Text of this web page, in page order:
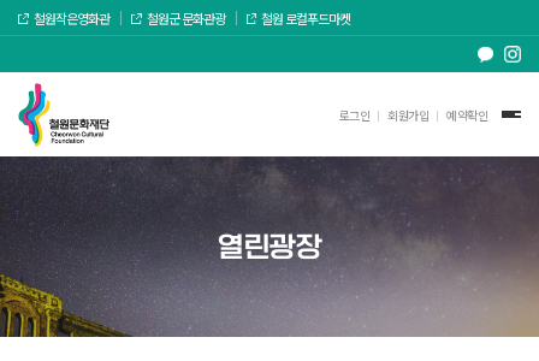
철원작은영화관 철원군 문화관광 철원 로컬푸드마켓
로그인 회원가입 예약확인
열린광장